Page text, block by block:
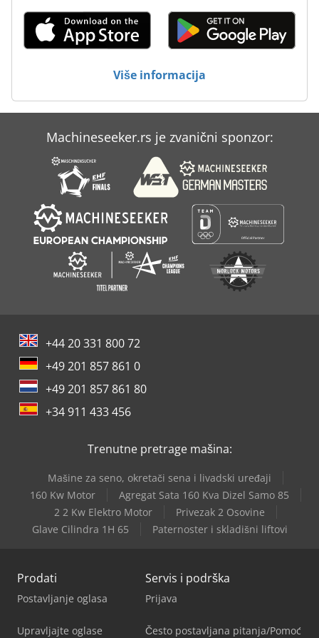
Više informacija
Machineseeker.rs je zvanični sponzor:
+44 20 331 800 72
+49 201 857 861 0
+49 201 857 861 80
+34 911 433 456
Trenutne pretrage mašina:
Mašine za seno, okretači sena i livadski uređaji
160 Kw Motor
Agregat Sata 160 Kva Dizel Samo 85
2 2 Kw Elektro Motor
Privezak 2 Osovine
Glave Cilindra 1H 65
Paternoster i skladišni liftovi
Prodati
Postavljanje oglasa
Upravljajte oglase
Servis i podrška
Prijava
Često postavljana pitanja/Pomoć